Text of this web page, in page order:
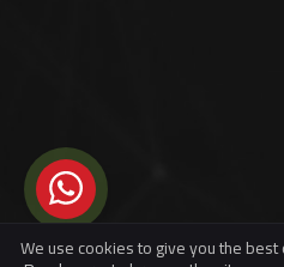
We use cookies to give you the